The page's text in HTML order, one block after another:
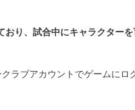
り、試合中にキャラクター
ラブアカウントでゲームに